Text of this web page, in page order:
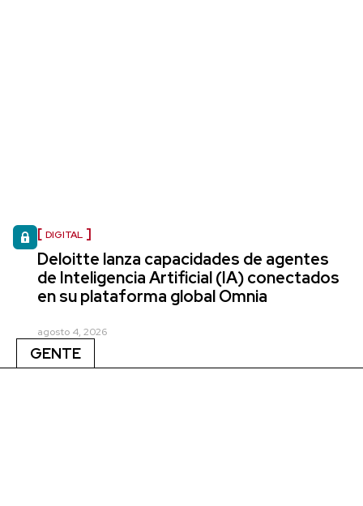
DIGITAL
Deloitte lanza capacidades de agentes
de Inteligencia Artificial (IA) conectados
en su plataforma global Omnia
agosto 4, 2026
GENTE